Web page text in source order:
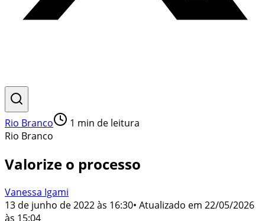
Rio Branco 1 min de leitura
Rio Branco
Valorize o processo
Vanessa Igami
13 de junho de 2022 às 16:30• Atualizado em 22/05/2026
às 15:04